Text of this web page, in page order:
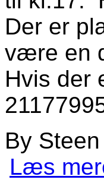
Der er
være en
Hvis der
By Steen
Læs